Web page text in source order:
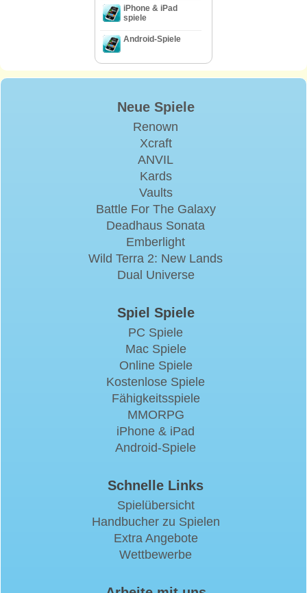
iPhone & iPad
spiele
Android-Spiele
Neue Spiele
Renown
Xcraft
ANVIL
Kards
Vaults
Battle For The Galaxy
Deadhaus Sonata
Emberlight
Wild Terra 2: New Lands
Dual Universe
Spiel Spiele
PC Spiele
Mac Spiele
Online Spiele
Kostenlose Spiele
Fähigkeitsspiele
MMORPG
iPhone & iPad
Android-Spiele
Schnelle Links
Spielübersicht
Handbucher zu Spielen
Extra Angebote
Wettbewerbe